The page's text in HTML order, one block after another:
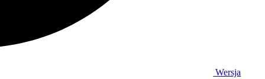
Wersja